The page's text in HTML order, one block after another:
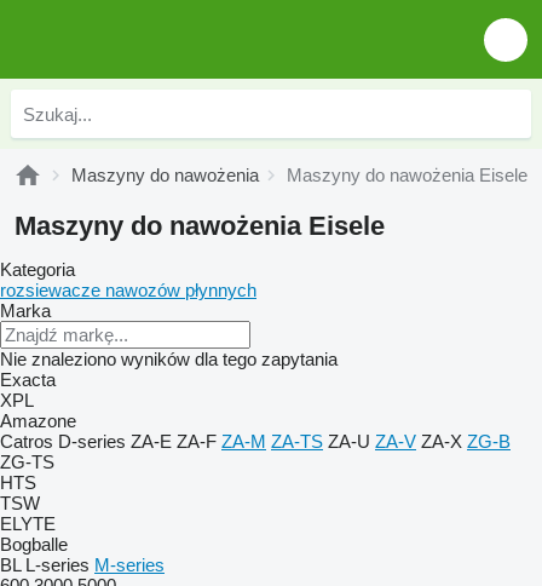
Maszyny do nawożenia Maszyny do nawożenia Eisele
Maszyny do nawożenia Eisele
Kategoria
rozsiewacze nawozów płynnych
Marka
Nie znaleziono wyników dla tego zapytania
Exacta
XPL
Amazone
Catros D-series ZA-E ZA-F ZA-M ZA-TS ZA-U ZA-V ZA-X ZG-B
ZG-TS
HTS
TSW
ELYTE
Bogballe
BL L-series M-series